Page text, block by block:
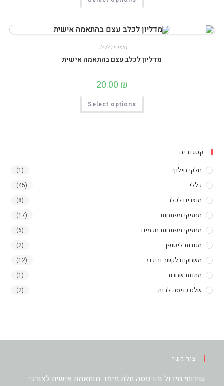
יש
סוגים.
ניתן
לבחור
בעמוד
המוצר
מוצרים לכלב
מדליון לכלב עצם בהתאמה אישית
20.00 ₪
Select options
למוצר
יש
קטגוריה
חלקי חילוף
(1)
כללי (45)
מוצרים לכלב (8)
מחזיקי מפתחות (17)
מחזיקי מפתחות חכמים (6)
מנורות ליטופן (2)
משחקים לקשב וריכוז (12)
מתנות שחרור (1)
שלט כניסה לבית (2)
צור קשר
שירותי מידול והדפסה תלת מימד מותאמת אישית לצורכי